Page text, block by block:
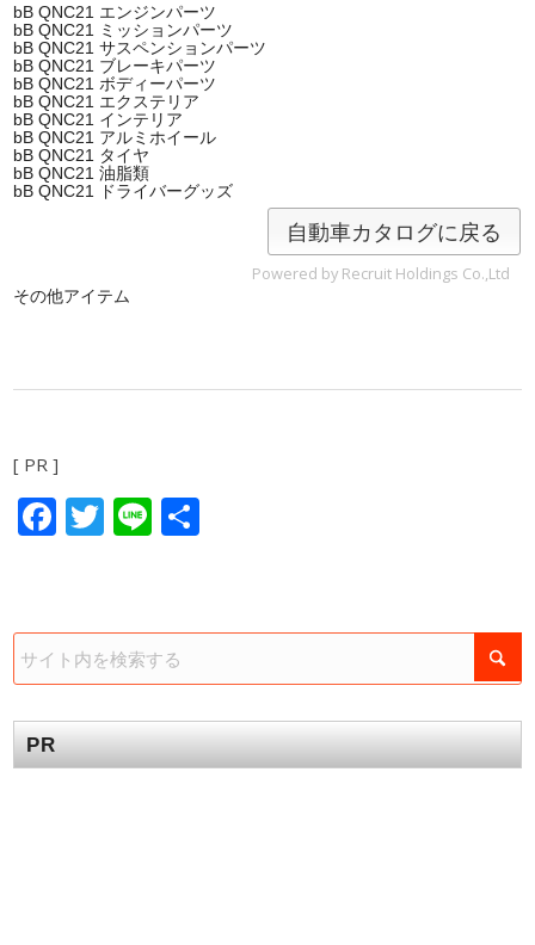
bB QNC21 エンジンパーツ
bB QNC21 ミッションパーツ
bB QNC21 サスペンションパーツ
bB QNC21 ブレーキパーツ
bB QNC21 ボディーパーツ
bB QNC21 エクステリア
bB QNC21 インテリア
bB QNC21 アルミホイール
bB QNC21 タイヤ
bB QNC21 油脂類
bB QNC21 ドライバーグッズ
自動車カタログに戻る
Powered by Recruit Holdings Co.,Ltd
その他アイテム
[ PR ]
Facebook
Twitter
Line
PR